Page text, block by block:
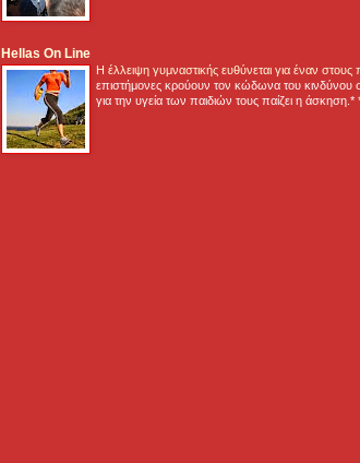
Hellas On Line
Η έλλειψη γυμναστικής ευθύνεται για έναν
επιστήμονες κρούουν τον κώδωνα του κινδύνου
για την υγεία των παιδιών τους παίζει η άσκηση.*